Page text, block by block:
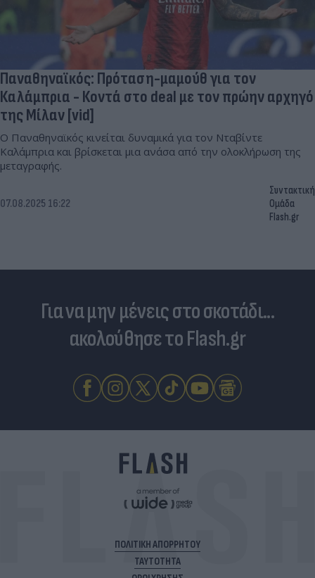
Παναθηναϊκός: Πρόταση-μαμούθ για τον
Καλάμπρια - Κοντά στο deal με τον πρώην αρχηγό
της Μίλαν [vid]
Ο Παναθηναϊκός κινείται δυναμικά για τον Νταβίντε
Καλάμπρια και βρίσκεται μια ανάσα από την ολοκλήρωση της
μεταγραφής.
07.08.2025 16:22
Συντακτική
Ομάδα
Flash.gr
Για να μην μένεις στο σκοτάδι...
ακολούθησε το Flash.gr
ΠΟΛΙΤΙΚΗ ΑΠΟΡΡΗΤΟΥ
ΤΑΥΤΟΤΗΤΑ